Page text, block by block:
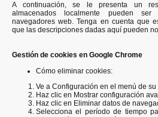
A continuación, se le presenta un
almacenados localmente pueden ser
navegadores web. Tenga en cuenta que
que las descripciones dadas aquí pueden
Gestión de cookies en Google Chrome
Cómo eliminar cookies:
Ve a Configuración en el menú de
Haz clic en Mostrar configuración
Haz clic en Eliminar datos de
Selecciona el período de tiempo